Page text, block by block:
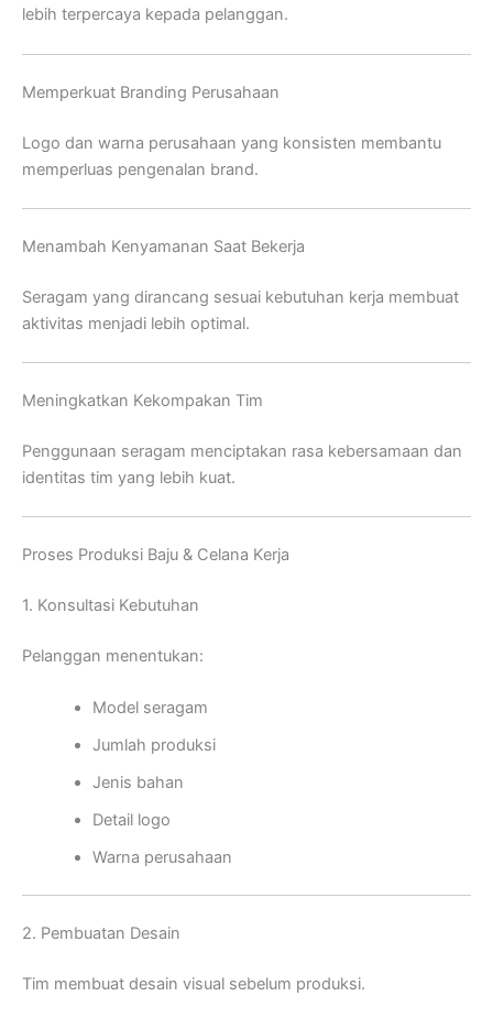
lebih terpercaya kepada pelanggan.
Memperkuat Branding Perusahaan
Logo dan warna perusahaan yang konsisten membantu
memperluas pengenalan brand.
Menambah Kenyamanan Saat Bekerja
Seragam yang dirancang sesuai kebutuhan kerja membuat
aktivitas menjadi lebih optimal.
Meningkatkan Kekompakan Tim
Penggunaan seragam menciptakan rasa kebersamaan dan
identitas tim yang lebih kuat.
Proses Produksi Baju & Celana Kerja
1. Konsultasi Kebutuhan
Pelanggan menentukan:
Model seragam
Jumlah produksi
Jenis bahan
Detail logo
Warna perusahaan
2. Pembuatan Desain
Tim membuat desain visual sebelum produksi.